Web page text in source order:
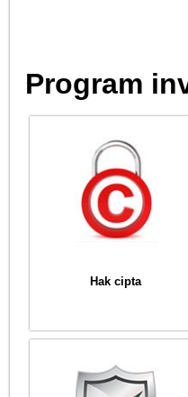
Program
Hak cipta